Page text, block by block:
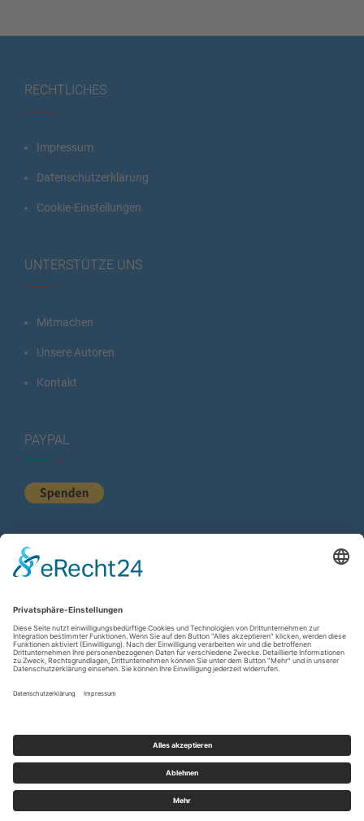
RECHTLICHES
Impressum
Datenschutzerklärung
Cookie-Einstellungen
UNTERSTÜTZE UNS
Mitmachen
Unsere Autoren
Kontakt
PAYPAL
KURZSTATISTIK
Total Views:613.636
Besucher gesamt:223.986
Gesamt Beiträge:
Copyright © 2026wir-hn.de – wirland.eu. All rights reserved.
Designed byFameThemes